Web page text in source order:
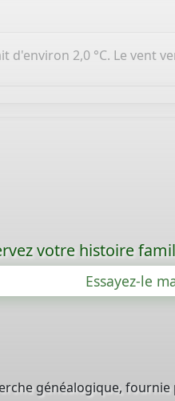
d'environ 2,0 °C. Le
votre histoire
Essayez-le
généalogique, fournie